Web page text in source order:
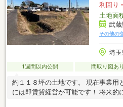
利回り -
土地面
武
その他の
埼
1週間以内公開 間取り図あり
約１１８坪の土地です。 現在事業用
には即賃貸経営が可能です！ 将来的